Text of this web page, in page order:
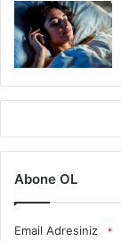
Abone OL
Email Adresiniz *